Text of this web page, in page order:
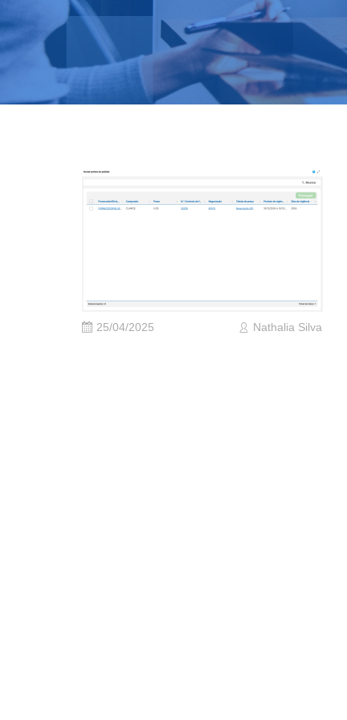
25/04/2025 Nathalia Silva